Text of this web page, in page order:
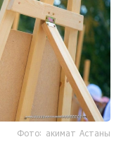
Фото: акимат Астаны